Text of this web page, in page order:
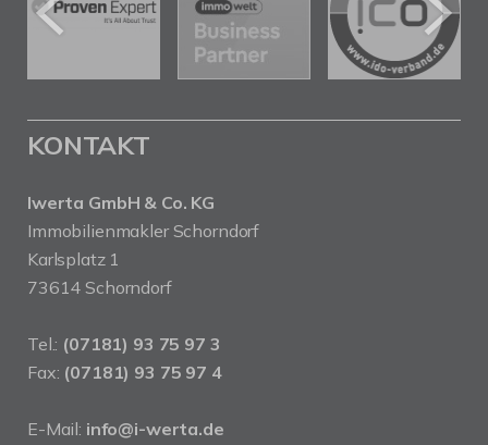
KONTAKT
Iwerta GmbH & Co. KG
Immobilienmakler Schorndorf
Karlsplatz 1
73614 Schorndorf
Tel.: (07181) 93 75 97 3
Fax: (07181) 93 75 97 4
E-Mail: info@i-werta.de